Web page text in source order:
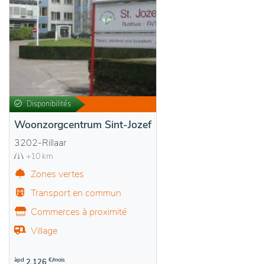
Disponibilités
Woonzorgcentrum Sint-Jozef
3202-Rillaar
+10 km
Zones vertes
Transport en commun
Commerces à proximité
Village
àpd €/mois